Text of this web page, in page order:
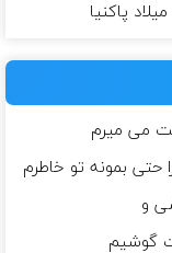
پاکنیا
می میرم
حتی بمونه تو خاطرم
و
گوشیم